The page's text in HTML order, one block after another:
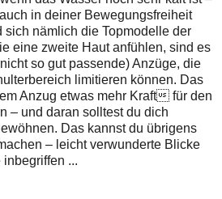
in deiner Bewegungsfreiheit
sich nämlich die Topmodelle der
eine zweite Haut anfühlen, sind es
so gut passende) Anzüge, die
limitieren können. Das
Anzug etwas mehr Kraft für den
– und daran solltest du dich
Das kannst du übrigens
– leicht verwunderte Blicke
...